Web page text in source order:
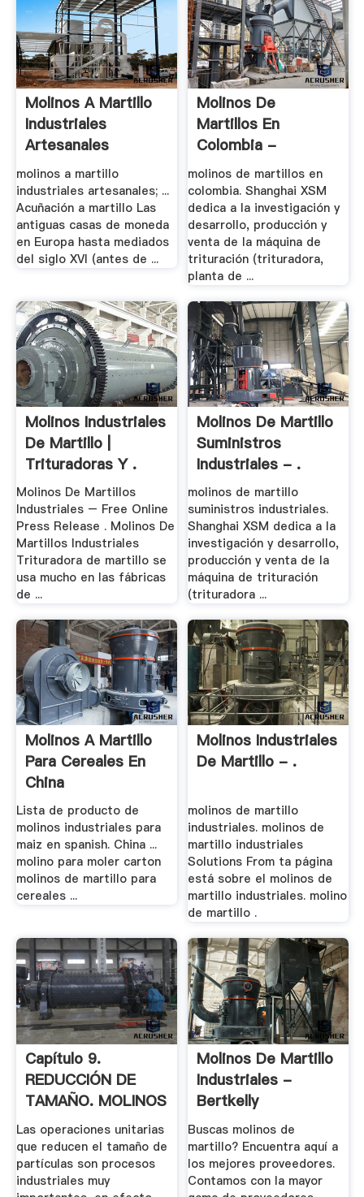
Molinos A Martillo
Industriales
Artesanales
molinos a martillo
industriales artesanales; ...
Acuñación a martillo Las
antiguas casas de moneda
en Europa hasta mediados
del siglo XVI (antes de ...
Molinos De
Martillos En
Colombia -
Trituradora De .
molinos de martillos en
colombia. Shanghai XSM
dedica a la investigación y
desarrollo, producción y
venta de la máquina de
trituración (trituradora,
planta de ...
Molinos Industriales
De Martillo |
Trituradoras Y .
Molinos De Martillos
Industriales – Free Online
Press Release . Molinos De
Martillos Industriales
Trituradora de martillo se
usa mucho en las fábricas
de ...
Molinos De Martillo
Suministros
Industriales - .
molinos de martillo
suministros industriales.
Shanghai XSM dedica a la
investigación y desarrollo,
producción y venta de la
máquina de trituración
(trituradora ...
Molinos A Martillo
Para Cereales En
China
Lista de producto de
molinos industriales para
maiz en spanish. China ...
molino para moler carton
molinos de martillo para
cereales ...
Molinos Industriales
De Martillo - .
molinos de martillo
industriales. molinos de
martillo industriales
Solutions From ta página
está sobre el molinos de
martillo industriales. molino
de martillo .
Capítulo 9.
REDUCCIÓN DE
TAMAÑO. MOLINOS
... - .
Las operaciones unitarias
que reducen el tamaño de
partículas son procesos
industriales muy
Molinos De Martillo
Industriales -
Bertkelly
Buscas molinos de
martillo? Encuentra aquí a
los mejores proveedores.
Contamos con la mayor